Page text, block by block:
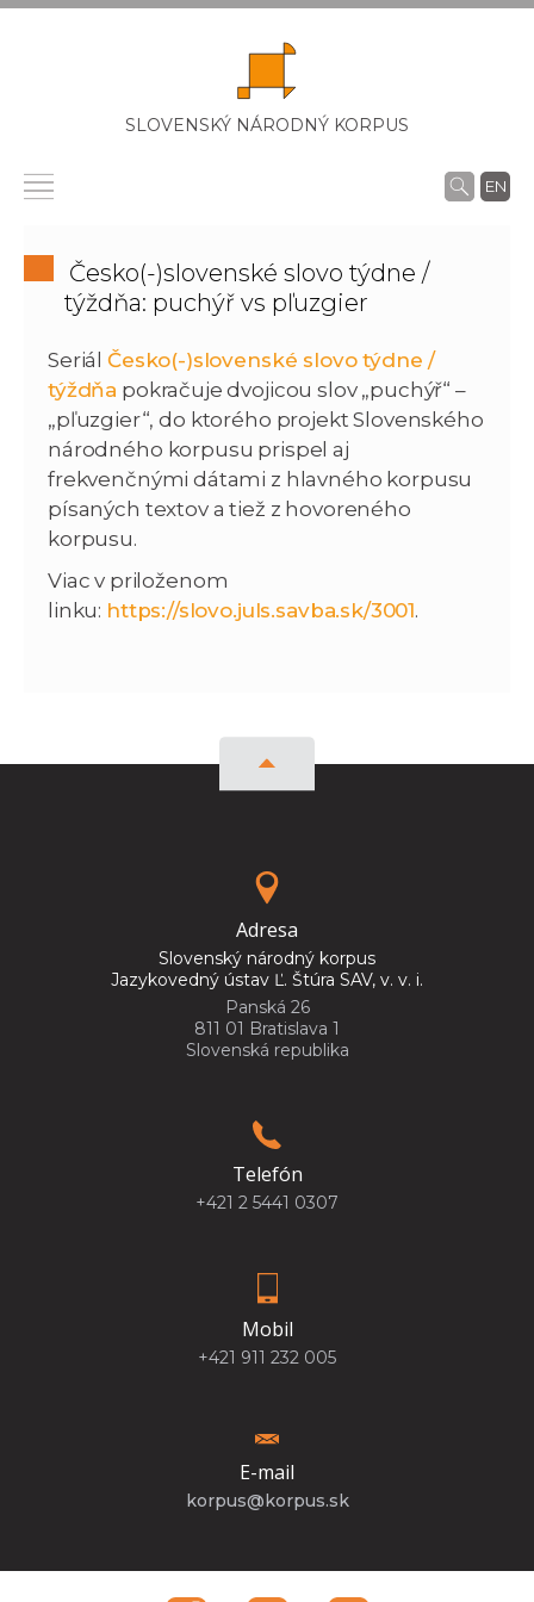
SLOVENSKÝ NÁRODNÝ KORPUS
EN
Česko(-)slovenské slovo týdne /
týždňa: puchýř vs pľuzgier
Seriál Česko(-)slovenské slovo týdne /
týždňa pokračuje dvojicou slov „puchýř“ –
„pľuzgier“, do ktorého projekt Slovenského
národného korpusu prispel aj
frekvenčnými dátami z hlavného korpusu
písaných textov a tiež z hovoreného
korpusu.
Viac v priloženom
linku: https://slovo.juls.savba.sk/3001.
Adresa
Slovenský národný korpus
Jazykovedný ústav Ľ. Štúra SAV, v. v. i.
Panská 26
811 01 Bratislava 1
Slovenská republika
Telefón
+421 2 5441 0307
Mobil
+421 911 232 005
E-mail
korpus@korpus.sk